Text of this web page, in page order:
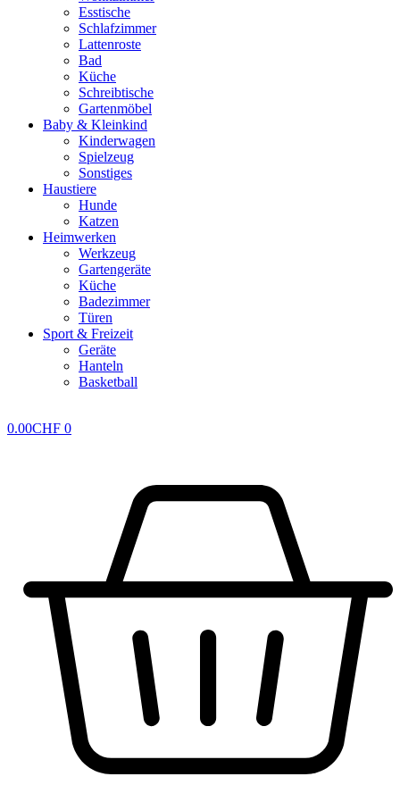
Esstische
Schlafzimmer
Lattenroste
Bad
Küche
Schreibtische
Gartenmöbel
Baby & Kleinkind
Kinderwagen
Spielzeug
Sonstiges
Haustiere
Hunde
Katzen
Heimwerken
Werkzeug
Gartengeräte
Küche
Badezimmer
Türen
Sport & Freizeit
Geräte
Hanteln
Basketball
0.00CHF 0